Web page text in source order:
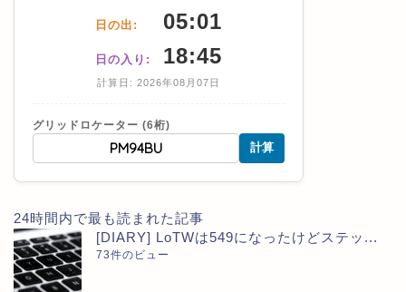
日の出: 05:01
日の入り: 18:45
計算日: 2026年08月07日
グリッドロケーター (6桁)
計算
24時間内で最も読まれた記事
[DIARY] LoTWは549になったけどステッ...
73件のビュー